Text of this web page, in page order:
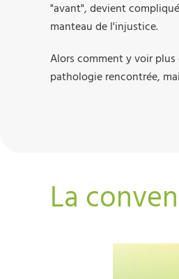
"avant", devient
manteau de l'injustice.
Alors comment y voir
pathologie rencontrée,
La